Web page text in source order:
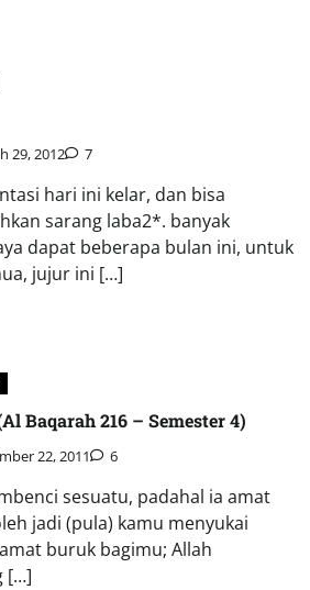
29, 2012 7
hari ini kelar, dan bisa
sarang laba2*. banyak
dapat beberapa bulan ini, untuk
jujur ini […]
Baqarah 216 – Semester 4)
22, 2011 6
sesuatu, padahal ia amat
jadi (pula) kamu menyukai
buruk bagimu; Allah
[…]